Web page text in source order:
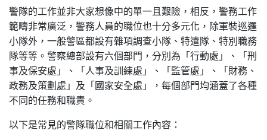
警隊的工作並非大家想像中的單一且艱險，相反，警務工作
範疇非常廣泛，警務人員的職位也十分多元化，除軍裝巡邏
小隊外，一般警區都設有雜項調查小隊、特遣隊、特別職務
隊等等。警察總部設有六個部門，分別為「行動處」、「刑
事及保安處」、「人事及訓練處」、「監管處」、「財務、
政務及策劃處」及「國家安全處」，每個部門均涵蓋了各種
不同的任務和職責。
以下是常見的警隊職位和相關工作內容：